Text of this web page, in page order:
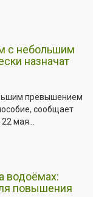
с небольшим
назначат
превышением
сообщает
мая...
водоёмах:
повышения